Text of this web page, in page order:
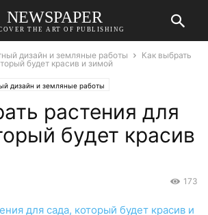
NEWSPAPER
THE ART OF PUBLISHING
дизайн и земляные работы
Как выбрать
будет красив и зимой
дизайн и земляные работы
растения для
будет красив
173